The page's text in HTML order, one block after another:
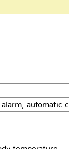
automatic